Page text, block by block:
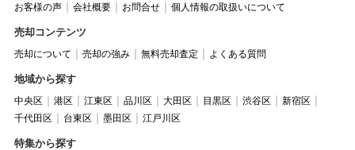
お客様の声
会社概要 お問合せ 個人情報の取扱いについて
売却コンテンツ
売却について 売却の強み 無料売却査定 よくある質問
地域から探す
中央区 港区 江東区 品川区 大田区 目黒区 渋谷区
新宿区
千代田区
台東区 墨田区 江戸川区
特集から探す